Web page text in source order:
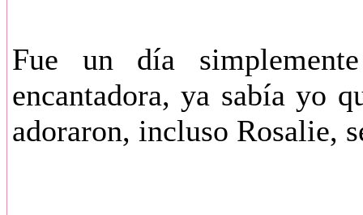
Fue un día
encantadora, ya sabía yo
adoraron, incluso Rosalie,